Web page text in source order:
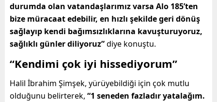
durumda olan vatandaşlarımız varsa Alo 185’ten
bize müracaat edebilir, en hızlı şekilde geri dönüş
sağlayıp kendi bağımsızlıklarına kavuşturuyoruz,
sağlıklı günler diliyoruz”diye konuştu.
“Kendimi çok iyi hissediyorum”
Halil İbrahim Şimşek, yürüyebildiği için çok mutlu
olduğunu belirterek, “1 seneden fazladır yatalağım.